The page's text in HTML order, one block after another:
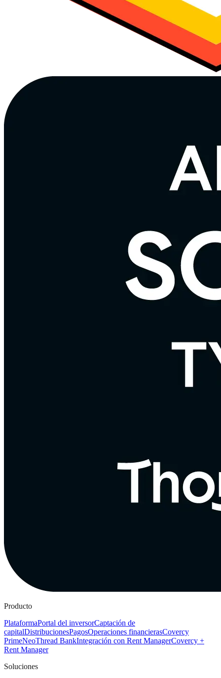
Producto
PlataformaPortal del inversorCaptación de
capitalDistribucionesPagosOperaciones financierasCovercy
PrimeNeoThread BankIntegración con Rent ManagerCovercy +
Rent Manager
Soluciones